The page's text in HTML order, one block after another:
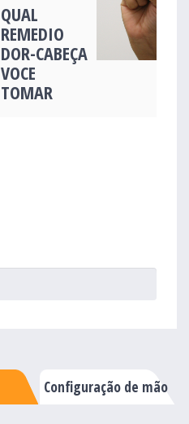
QUAL
REMEDIO
DOR-CABEÇA
VOCE
TOMAR
Configuração de mão